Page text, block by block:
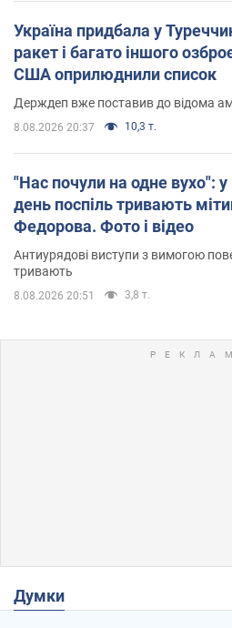
Україна придбала у
ракет і багато іншого
США оприлюднили список
Держдеп вже поставив до відома
8.08.2026 20:37 10,3 т.
"Нас почули на одне вухо": у
день поспіль тривають
Федорова. Фото і відео
Антиурядові виступи з вимогою
тривають
8.08.2026 20:51 3,8 т.
Думки